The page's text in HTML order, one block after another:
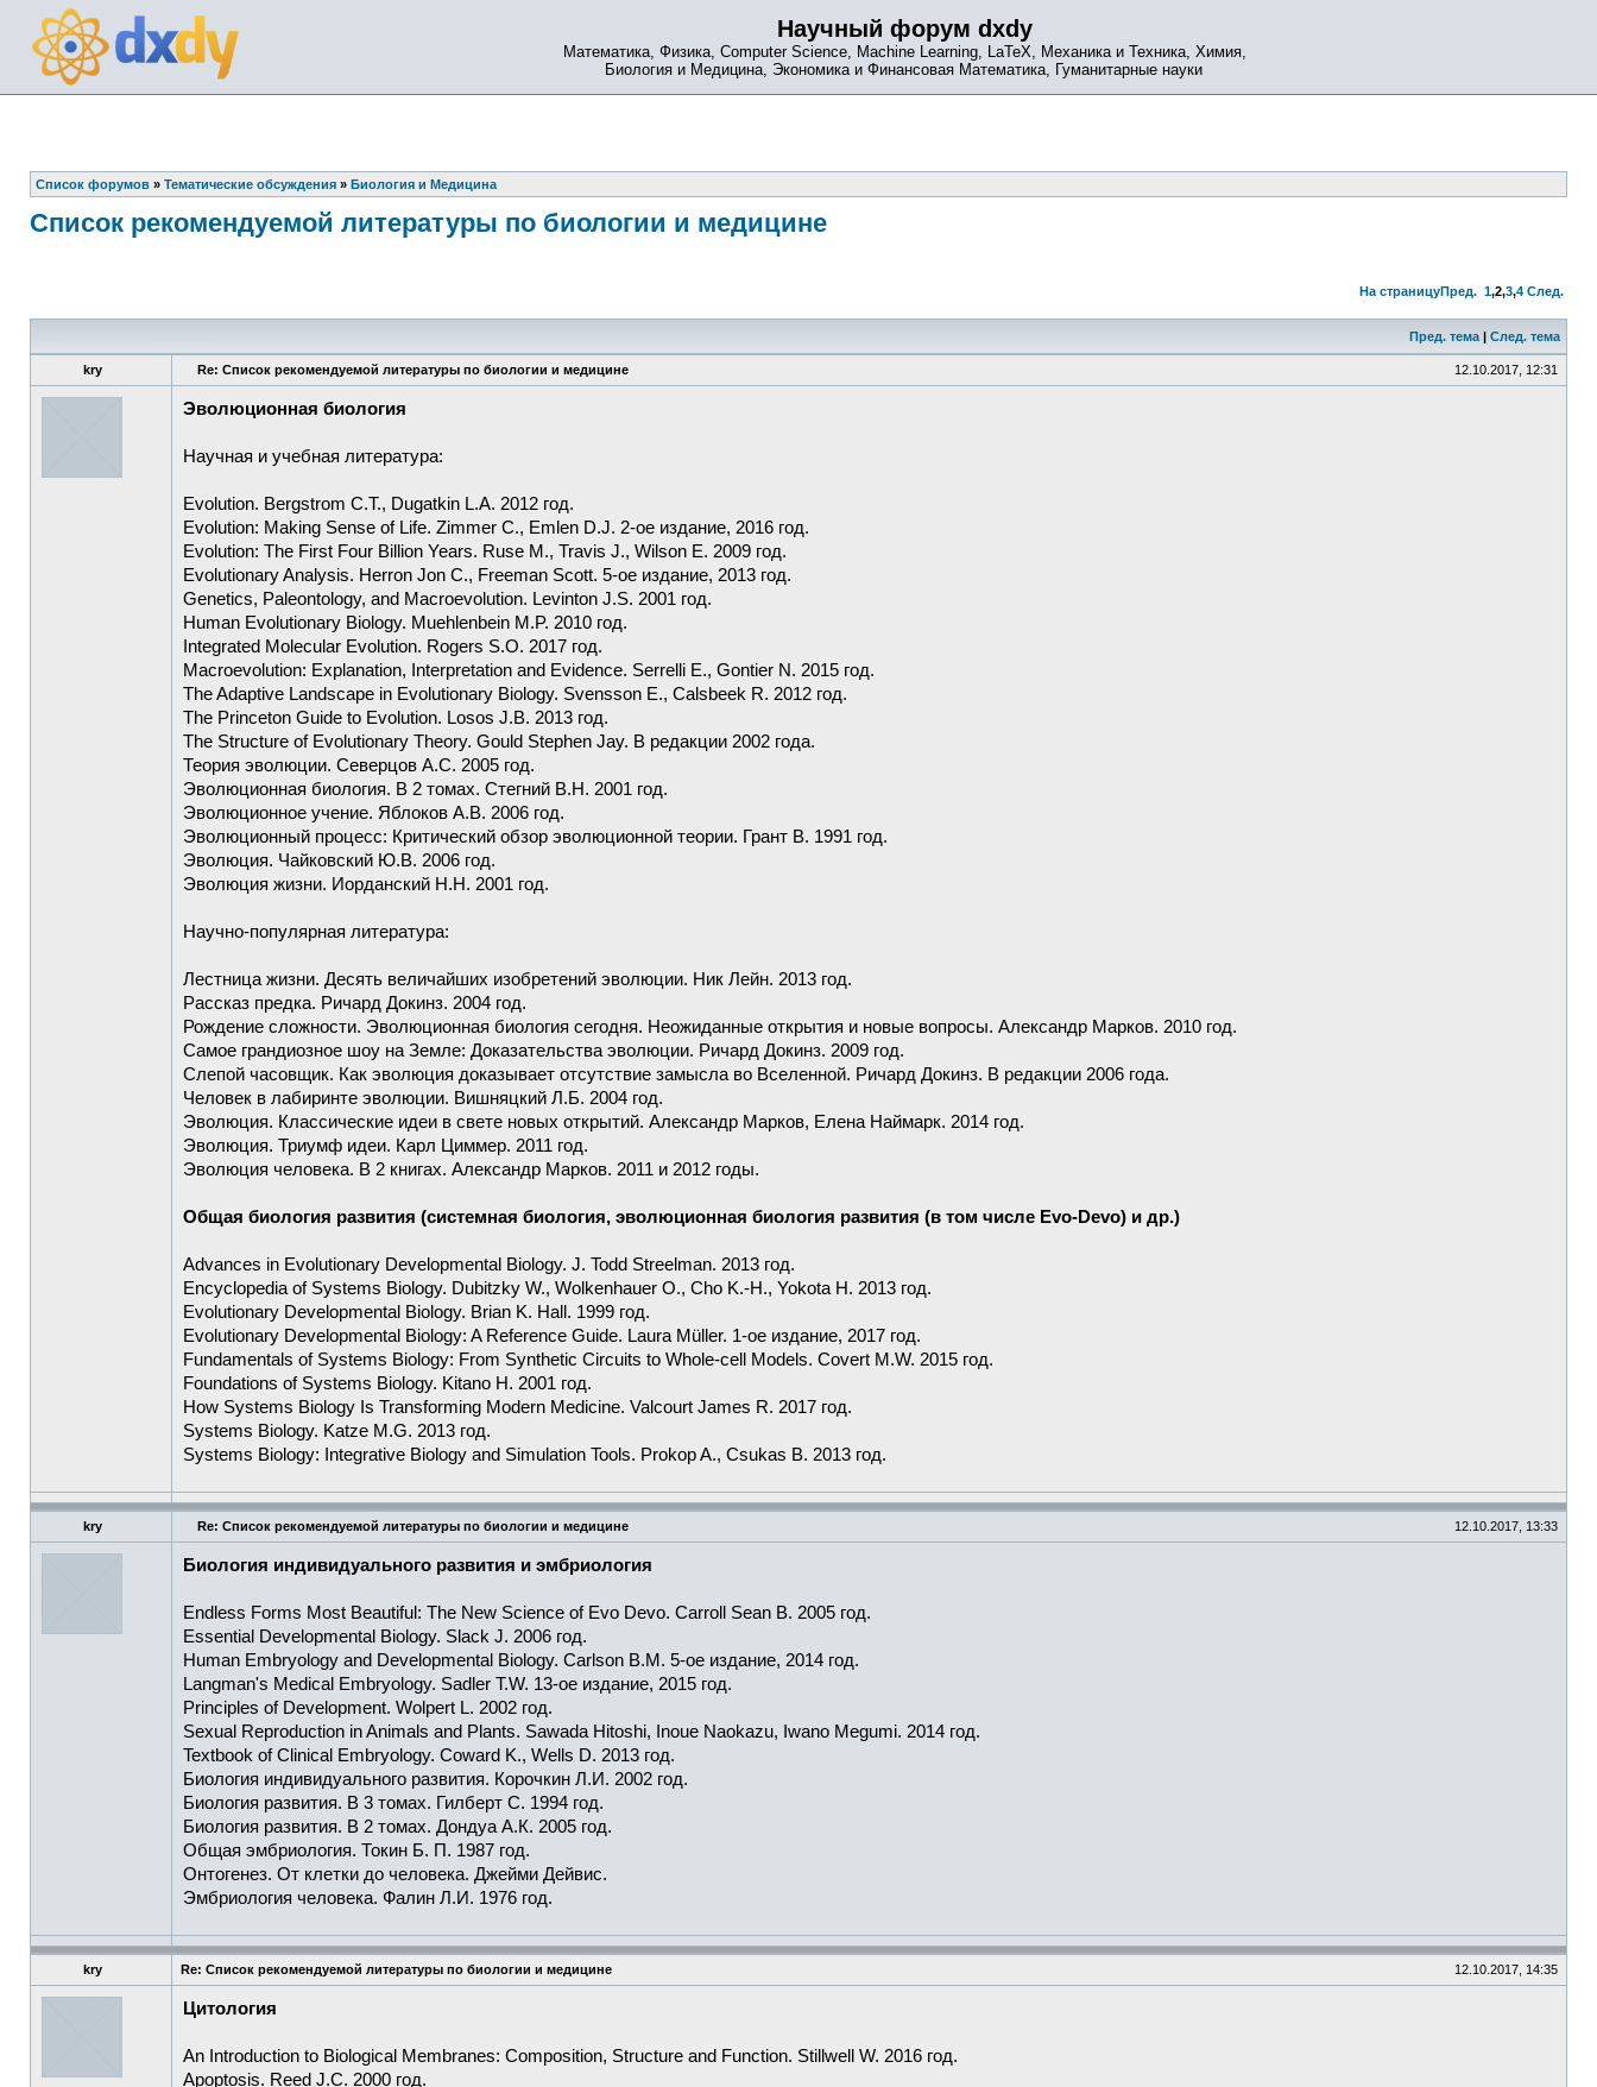
Научный форум dxdy
Математика, Физика, Computer Science, Machine Learning, LaTeX, Механика и Техника, Химия,
Биология и Медицина, Экономика и Финансовая Математика, Гуманитарные науки
Список форумов » Тематические обсуждения » Биология и Медицина
Список рекомендуемой литературы по биологии и медицине
На страницуПред. 1,2,3,4 След.
Пред. тема | След. тема
kry Re: Список рекомендуемой литературы по биологии и медицине 12.10.2017, 12:31
Эволюционная биология
Научная и учебная литература:
Evolution. Bergstrom C.T., Dugatkin L.A. 2012 год.
Evolution: Making Sense of Life. Zimmer C., Emlen D.J. 2-ое издание, 2016 год.
Evolution: The First Four Billion Years. Ruse M., Travis J., Wilson E. 2009 год.
Evolutionary Analysis. Herron Jon C., Freeman Scott. 5-ое издание, 2013 год.
Genetics, Paleontology, and Macroevolution. Levinton J.S. 2001 год.
Human Evolutionary Biology. Muehlenbein M.P. 2010 год.
Integrated Molecular Evolution. Rogers S.O. 2017 год.
Macroevolution: Explanation, Interpretation and Evidence. Serrelli E., Gontier N. 2015 год.
The Adaptive Landscape in Evolutionary Biology. Svensson E., Calsbeek R. 2012 год.
The Princeton Guide to Evolution. Losos J.B. 2013 год.
The Structure of Evolutionary Theory. Gould Stephen Jay. В редакции 2002 года.
Теория эволюции. Северцов А.С. 2005 год.
Эволюционная биология. В 2 томах. Стегний В.Н. 2001 год.
Эволюционное учение. Яблоков А.В. 2006 год.
Эволюционный процесс: Критический обзор эволюционной теории. Грант В. 1991 год.
Эволюция. Чайковский Ю.В. 2006 год.
Эволюция жизни. Иорданский Н.Н. 2001 год.
Научно-популярная литература:
Лестница жизни. Десять величайших изобретений эволюции. Ник Лейн. 2013 год.
Рассказ предка. Ричард Докинз. 2004 год.
Рождение сложности. Эволюционная биология сегодня. Неожиданные открытия и новые вопросы. Александр Марков. 2010 год.
Самое грандиозное шоу на Земле: Доказательства эволюции. Ричард Докинз. 2009 год.
Слепой часовщик. Как эволюция доказывает отсутствие замысла во Вселенной. Ричард Докинз. В редакции 2006 года.
Человек в лабиринте эволюции. Вишняцкий Л.Б. 2004 год.
Эволюция. Классические идеи в свете новых открытий. Александр Марков, Елена Наймарк. 2014 год.
Эволюция. Триумф идеи. Карл Циммер. 2011 год.
Эволюция человека. В 2 книгах. Александр Марков. 2011 и 2012 годы.
Общая биология развития (системная биология, эволюционная биология развития (в том числе Evo-Devo) и др.)
Advances in Evolutionary Developmental Biology. J. Todd Streelman. 2013 год.
Encyclopedia of Systems Biology. Dubitzky W., Wolkenhauer O., Cho K.-H., Yokota H. 2013 год.
Evolutionary Developmental Biology. Brian K. Hall. 1999 год.
Evolutionary Developmental Biology: A Reference Guide. Laura Müller. 1-ое издание, 2017 год.
Fundamentals of Systems Biology: From Synthetic Circuits to Whole-cell Models. Covert M.W. 2015 год.
Foundations of Systems Biology. Kitano H. 2001 год.
How Systems Biology Is Transforming Modern Medicine. Valcourt James R. 2017 год.
Systems Biology. Katze M.G. 2013 год.
Systems Biology: Integrative Biology and Simulation Tools. Prokop A., Csukas B. 2013 год.
kry Re: Список рекомендуемой литературы по биологии и медицине 12.10.2017, 13:33
Биология индивидуального развития и эмбриология
Endless Forms Most Beautiful: The New Science of Evo Devo. Carroll Sean B. 2005 год.
Essential Developmental Biology. Slack J. 2006 год.
Human Embryology and Developmental Biology. Carlson B.M. 5-ое издание, 2014 год.
Langman's Medical Embryology. Sadler T.W. 13-ое издание, 2015 год.
Principles of Development. Wolpert L. 2002 год.
Sexual Reproduction in Animals and Plants. Sawada Hitoshi, Inoue Naokazu, Iwano Megumi. 2014 год.
Textbook of Clinical Embryology. Coward K., Wells D. 2013 год.
Биология индивидуального развития. Корочкин Л.И. 2002 год.
Биология развития. В 3 томах. Гилберт С. 1994 год.
Биология развития. В 2 томах. Дондуа А.К. 2005 год.
Общая эмбриология. Токин Б. П. 1987 год.
Онтогенез. От клетки до человека. Джейми Дейвис.
Эмбриология человека. Фалин Л.И. 1976 год.
kry Re: Список рекомендуемой литературы по биологии и медицине 12.10.2017, 14:35
Цитология
An Introduction to Biological Membranes: Composition, Structure and Function. Stillwell W. 2016 год.
Apoptosis. Reed J.C. 2000 год.